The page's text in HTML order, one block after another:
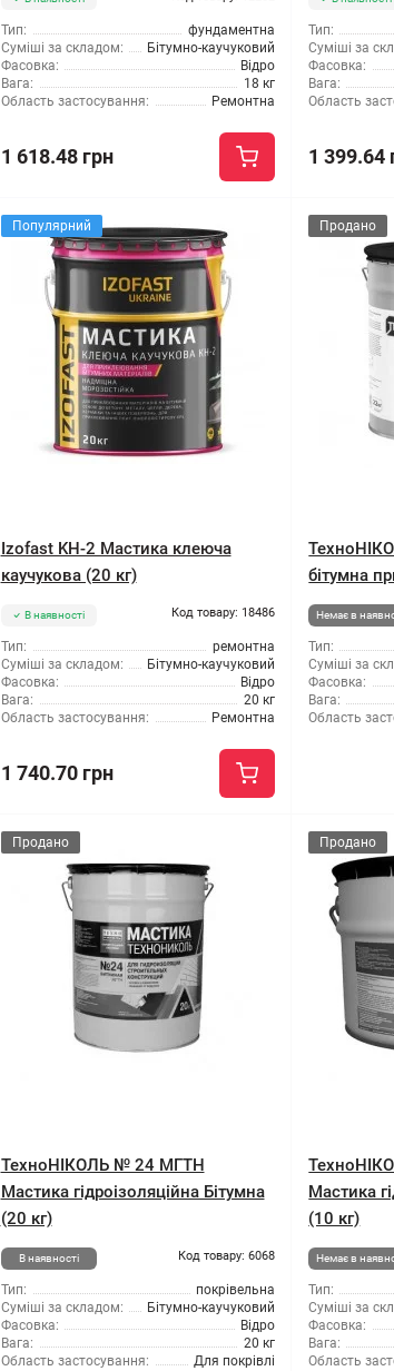
Тип:
фундаментна
Суміші за складом:
Бітумно-каучуковий
Фасовка:
Відро
Вага:
18 кг
Область застосування:
Ремонтна
1 618.48 грн
Тип:
Суміші за
Фасовка:
Вага:
Область
1 399.64
Популярний
Izofast KH-2 Мастика клеюча
каучукова (20 кг)
В наявності Код товару: 18486
Тип:
ремонтна
Суміші за складом:
Бітумно-каучуковий
Фасовка:
Відро
Вага:
20 кг
Область застосування:
Ремонтна
1 740.70 грн
Продано
бітумна
Немає в
Тип:
Суміші за
Фасовка:
Вага:
Область
Продано
ТехноНІКОЛЬ № 24 МГТН
Мастика гідроізоляційна Бітумна
(20 кг)
В наявності Код товару: 6068
Тип:
покрівельна
Суміші за складом:
Бітумно-каучуковий
Фасовка:
Відро
Вага:
20 кг
Область застосування:
Для покрівлі
Продано
Мастика
(10 кг)
Немає в
Тип:
Суміші за
Фасовка:
Вага:
Область